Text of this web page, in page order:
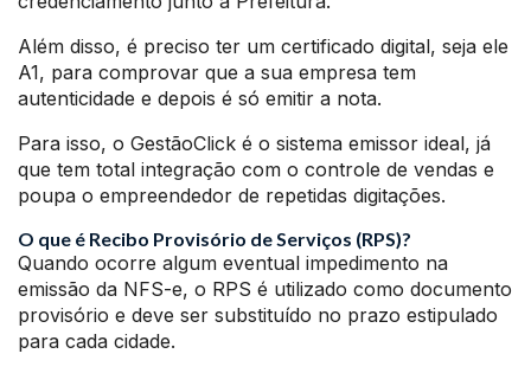
Além disso, é preciso ter um certificado digital, seja ele
A1, para comprovar que a sua empresa tem
autenticidade e depois é só emitir a nota.
Para isso, o GestãoClick é o sistema emissor ideal, já
que tem total integração com o controle de vendas e
poupa o empreendedor de repetidas digitações.
O que é Recibo Provisório de Serviços (RPS)?
Quando ocorre algum eventual impedimento na
emissão da NFS-e, o RPS é utilizado como documento
provisório e deve ser substituído no prazo estipulado
para cada cidade.